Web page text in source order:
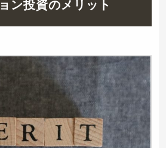
ン投資のメリット